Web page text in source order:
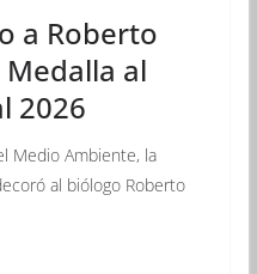
a Roberto
al
2026
Medio Ambiente, la
al biólogo Roberto